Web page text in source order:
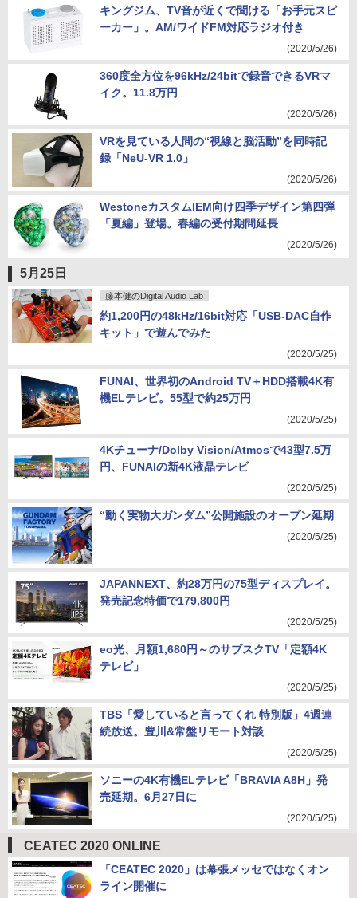
キングジム、TV音が近くで聞ける「お手元スピ
ーカー」。AM/ワイドFM対応ラジオ付き
(2020/5/26)
360度全方位を96kHz/24bitで録音できるVRマ
イク。11.8万円
(2020/5/26)
VRを見ている人間の“視線と脳活動”を同時記
録「NeU-VR 1.0」
(2020/5/26)
WestoneカスタムIEM向け四季デザイン第四弾
「夏編」登場。春編の受付期間延長
(2020/5/26)
5月25日
藤本健のDigital Audio Lab
約1,200円の48kHz/16bit対応「USB-DAC自作
キット」で遊んでみた
(2020/5/25)
FUNAI、世界初のAndroid TV＋HDD搭載4K有
機ELテレビ。55型で約25万円
(2020/5/25)
4Kチューナ/Dolby Vision/Atmosで43型7.5万
円、FUNAIの新4K液晶テレビ
(2020/5/25)
“動く実物大ガンダム”公開施設のオープン延期
(2020/5/25)
JAPANNEXT、約28万円の75型ディスプレイ。
発売記念特価で179,800円
(2020/5/25)
eo光、月額1,680円～のサブスクTV「定額4K
テレビ」
(2020/5/25)
TBS「愛していると言ってくれ 特別版」4週連
続放送。豊川&常盤リモート対談
(2020/5/25)
ソニーの4K有機ELテレビ「BRAVIA A8H」発
売延期。6月27日に
(2020/5/25)
CEATEC 2020 ONLINE
「CEATEC 2020」は幕張メッセではなくオン
ライン開催に